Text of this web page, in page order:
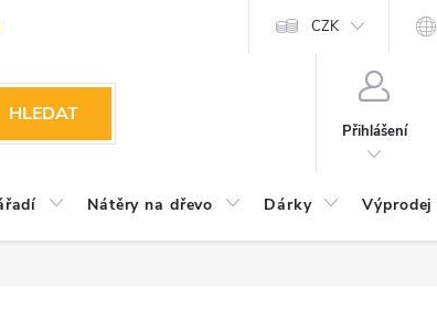
CZK
HLEDAT
Přihlášení
Nátěry na dřevo Dárky Výprodej